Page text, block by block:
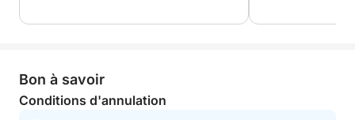
Bon à savoir
Conditions d'annulation